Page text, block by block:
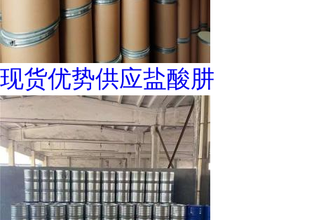
现货优势供应盐酸肼